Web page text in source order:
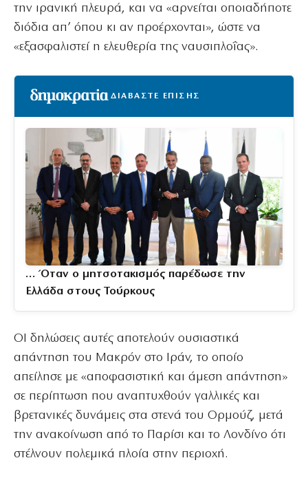
την ιρανική πλευρά, και να «αρνείται οποιαδήποτε
διόδια απ’ όπου κι αν προέρχονται», ώστε να
«εξασφαλιστεί η ελευθερία της ναυσιπλοΐας».
ΔΙΑΒΑΣΤΕ ΕΠΙΣΗΣ
… Όταν ο μητσοτακισμός παρέδωσε την
Ελλάδα στους Τούρκους
ΟΙ δηλώσεις αυτές αποτελούν ουσιαστικά
απάντηση του Μακρόν στο Ιράν, το οποίο
απείλησε με «αποφασιστική και άμεση απάντηση»
σε περίπτωση που αναπτυχθούν γαλλικές και
βρετανικές δυνάμεις στα στενά του Ορμούζ, μετά
την ανακοίνωση από το Παρίσι και το Λονδίνο ότι
στέλνουν πολεμικά πλοία στην περιοχή.